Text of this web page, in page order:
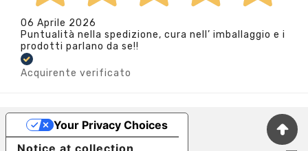
06 Aprile 2026
Puntualità nella spedizione, cura nell’ imballaggio e i
prodotti parlano da se!!
Acquirente verificato
Notice at collection
Your Privacy Choices